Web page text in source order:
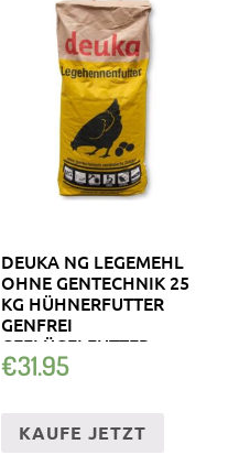
DEUKA NG LEGEMEHL
OHNE GENTECHNIK 25
KG HÜHNERFUTTER
GENFREI
GEFLÜGELFUTTER
€31.95
KAUFE JETZT